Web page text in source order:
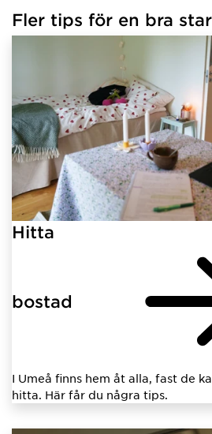
Fler tips för en bra
Hitta
bostad
I Umeå finns hem åt alla, fast de
hitta. Här får du några tips.